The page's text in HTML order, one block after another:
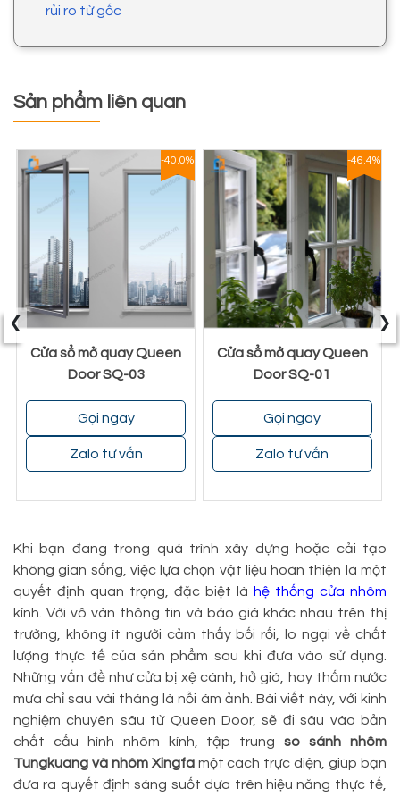
rủi ro từ gốc
Sản phẩm liên quan
-40.0%
Cửa sổ mở quay Queen
Door SQ-03
Gọi ngay
Zalo tư vấn
-46.4%
Cửa sổ mở quay Queen
Door SQ-01
Gọi ngay
Zalo tư vấn
‹ ›
Khi bạn đang trong quá trình xây dựng hoặc cải tạo
không gian sống, việc lựa chọn vật liệu hoàn thiện là một
quyết định quan trọng, đặc biệt là hệ thống cửa nhôm
kính. Với vô vàn thông tin và báo giá khác nhau trên thị
trường, không ít người cảm thấy bối rối, lo ngại về chất
lượng thực tế của sản phẩm sau khi đưa vào sử dụng.
Những vấn đề như cửa bị xệ cánh, hở gió, hay thấm nước
mưa chỉ sau vài tháng là nỗi ám ảnh. Bài viết này, với kinh
nghiệm chuyên sâu từ Queen Door, sẽ đi sâu vào bản
chất cấu hình nhôm kính, tập trungso sánh nhôm
Tungkuang và nhôm Xingfamột cách trực diện, giúp bạn
đưa ra quyết định sáng suốt dựa trên hiệu năng thực tế,